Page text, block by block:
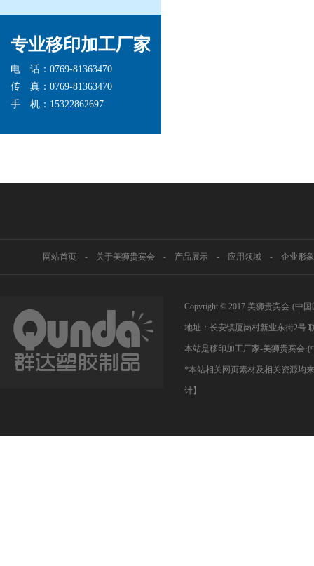
专业移印加工厂家
电 话：0769-81363470
传 真：0769-81363470
手 机：15322862697
网站首页 - 关于美狮贵宾会 - 产品展示 - 应用领域 - 企业形象
Copyright © 2017 美狮贵宾会·(中
地址：长安镇厦岗村新业东街2号
本站是移印加工厂家-美狮贵宾会
*本站相关网页素材及相关资源均
计】